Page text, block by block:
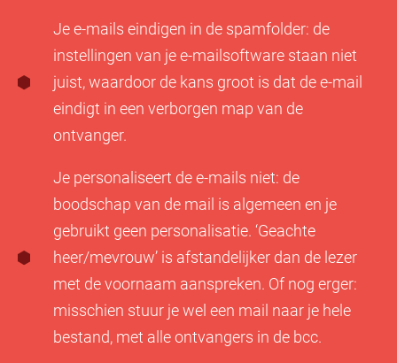
Je e-mails eindigen in de spamfolder: de
instellingen van je e-mailsoftware staan niet
juist, waardoor de kans groot is dat de e-mail
eindigt in een verborgen map van de
ontvanger.
Je personaliseert de e-mails niet: de
boodschap van de mail is algemeen en je
gebruikt geen personalisatie. ‘Geachte
heer/mevrouw’ is afstandelijker dan de lezer
met de voornaam aanspreken. Of nog erger:
misschien stuur je wel een mail naar je hele
bestand, met alle ontvangers in de bcc.